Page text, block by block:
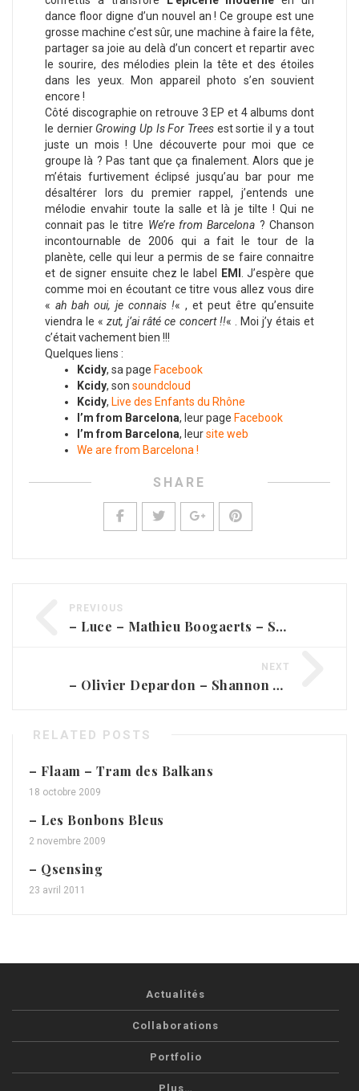
dance floor digne d’un nouvel an ! Ce groupe est une
grosse machine c’est sûr, une machine à faire la fête,
partager sa joie au delà d’un concert et repartir avec
le sourire, des mélodies plein la tête et des étoiles
dans les yeux. Mon appareil photo s’en souvient
encore !
Côté discographie on retrouve 3 EP et 4 albums dont
le dernier Growing Up Is For Trees est sortie il y a tout
juste un mois ! Une découverte pour moi que ce
groupe là ? Pas tant que ça finalement. Alors que je
m’étais furtivement éclipsé jusqu’au bar pour me
désaltérer lors du premier rappel, j’entends une
mélodie envahir toute la salle et là je tilte ! Qui ne
connait pas le titre We’re from Barcelona ? Chanson
incontournable de 2006 qui a fait le tour de la
planète, celle qui leur a permis de se faire connaitre
et de signer ensuite chez le label
EMI . J’espère que
comme moi en écoutant ce titre vous allez vous dire
« ah bah oui, je connais !« , et peut être qu’ensuite
viendra le «zut, j’ai râté ce concert !!« . Moi j’y étais et
c’était vachement bien !!!
Quelques liens :
Kcidy, sa page Facebook
Kcidy, son soundcloud
Kcidy, Live des Enfants du Rhône
I’m from Barcelona, leur page Facebook
I’m from Barcelona, leursite web
We are from Barcelona !
SHARE
PREVIOUS
– Luce – Mathieu Boogaerts – Suissa
NEXT
– Olivier Depardon – Shannon Wright
RELATED POSTS
– Flaam – Tram des Balkans
18 octobre 2009
– Les Bonbons Bleus
2 novembre 2009
– Qsensing
23 avril 2011
Actualités
Collaborations
Portfolio
Plus…